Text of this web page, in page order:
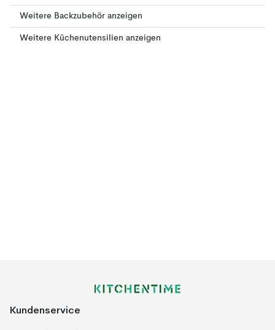
Weitere Backzubehör anzeigen
Weitere Küchenutensilien anzeigen
Kundenservice